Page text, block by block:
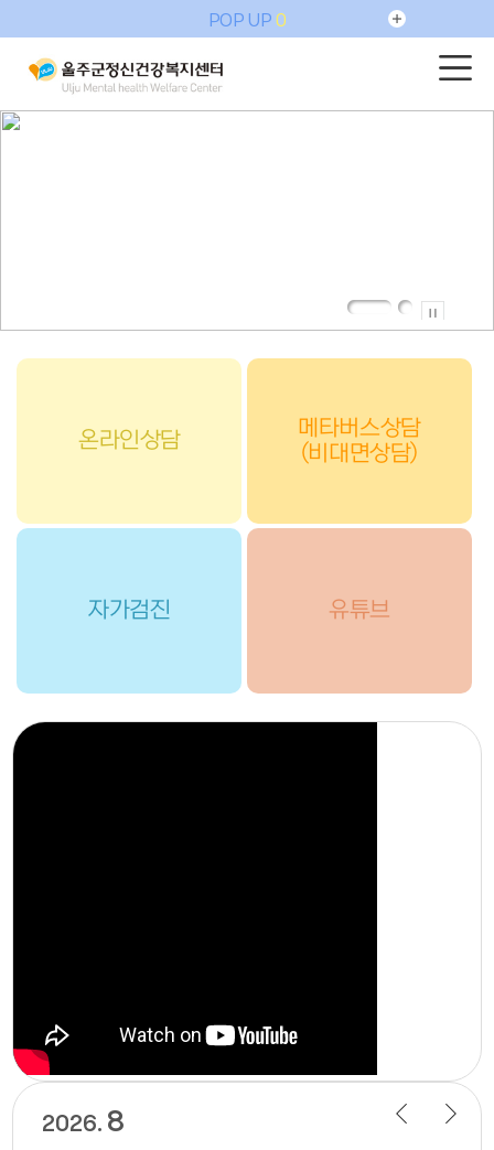
POP UP0
온라인상담
메타버스상담
(비대면상담)
자가검진 유튜브
2026. 8